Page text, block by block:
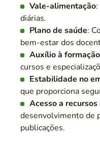
Vale-alimentação
diárias.
Plano de saúde:
bem-estar dos
Auxílio à
cursos e
Estabilidade no
que proporciona
Acesso a
desenvolvimento de
publicações.